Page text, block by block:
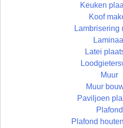
Keuken
Koof
Lambrisering
Latei
Muur
Muur
Paviljoen
Plafond
Plafond